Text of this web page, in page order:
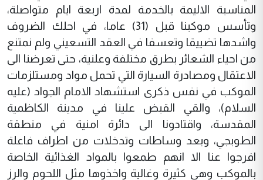
المناسبة الاليمة بالخدمة لمدة اربعة ايام متواصلة،
وتأسس موكبنا قبل (31) عاما، في احلك الضروف
واشدها تضييقا وتعسفا في العقد التسعيني ولم نمتنع
من احياء الشعائر بطرق مختلفة وعلنية، حتى تعرضنا الى
الاعتقال ومصادرة السيارة التي تحمل مواد ومستلزمات
الموكب في نفس ذكرى استشهاد الامام الجواد (عليه
السلام)، والقي القبض علينا في مدينة الكاظمية
المقدسة، واقتادونا الى دائرة امنية في منطقة
الطوبجي، وبعد وساطات وتدخلات من اطراف فاعلة
افرجوا عنا الا انهم طمعوا بالمواد الغذائية الخاصة
بالموكب وهي كثيرة وغالية واخذوها مثل اللحوم والرز